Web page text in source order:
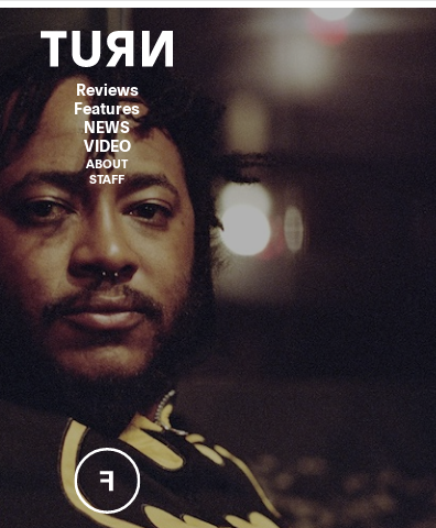
Reviews
Features
NEWS
VIDEO
ABOUT
STAFF